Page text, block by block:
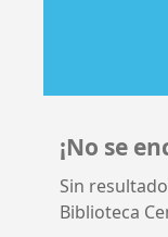
¡No se
Sin
Biblioteca